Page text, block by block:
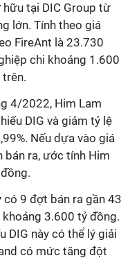
tại DIC Group từ
lớn. Tính theo giá
FireAnt là 23.730
chi khoảng 1.600
4/2022, Him Lam
DIG và giảm tỷ lệ
Nếu dựa vào giá
bán ra, ước tính Him
9 đợt bán ra gần 43
3.600 tỷ đồng.
DIG này có thể lý giải
có mức tăng đột